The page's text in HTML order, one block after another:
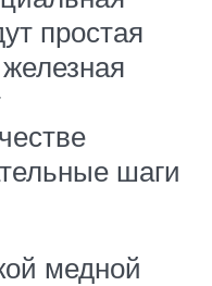
простая
шаги
медной